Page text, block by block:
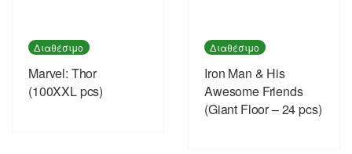
Διαθέσιμο
Marvel: Thor
(100XXL pcs)
Διαθέσιμο
Iron Man & His
Awesome Friends
(Giant Floor – 24 pcs)